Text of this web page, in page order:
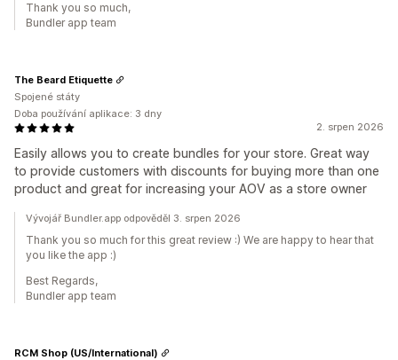
Thank you so much,
Bundler app team
2. srpen 2026
Easily allows you to create bundles for your store. Great way
to provide customers with discounts for buying more than one
product and great for increasing your AOV as a store owner
The Beard Etiquette
Spojené státy
Doba používání aplikace: 3 dny
Vývojář Bundler.app odpověděl 3. srpen 2026
Thank you so much for this great review :) We are happy to hear that
you like the app :)
Best Regards,
Bundler app team
RCM Shop (US/International)